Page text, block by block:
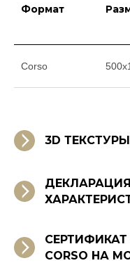
Формат
Corso
3D ТЕКСТУРЫ
CORSO НА